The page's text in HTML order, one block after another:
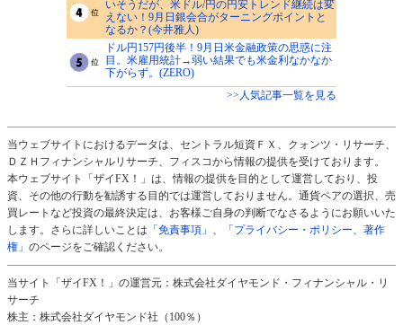
いそうだが、米ドル/円の円安トレンド継続は変
えない！9月日銀会合がターニングポイントと
なるか？(今井雅人)
ドル円157円後半！9月日米金融政策の思惑に注
目。米雇用統計→弱い結果でも米金利なかなか
下がらず。(ZERO)
>>人気記事一覧を見る
当ウェブサイトにおけるデータは、セントラル短資ＦＸ、クォンツ・リサーチ、
ＤＺＨフィナンシャルリサーチ、フィスコから情報の提供を受けております。
本ウェブサイト「ザイFX！」は、情報の提供を目的として運営しており、投
資、その他の行動を勧誘する目的では運営しておりません。通貨ペアの選択、売
買レートなど投資の最終決定は、お客様ご自身の判断でなさるようにお願いいた
します。さらに詳しいことは 「免責事項」 、
「プライバシー・ポリシー、著作
権」 のページをご確認ください。
当サイト「ザイFX！」の運営元：株式会社ダイヤモンド・フィナンシャル・リ
サーチ
株主：株式会社ダイヤモンド社（100％）